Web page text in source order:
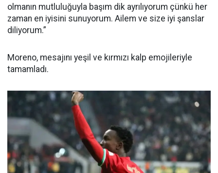
olmanın mutluluğuyla başım dik ayrılıyorum çünkü her
zaman en iyisini sunuyorum. Ailem ve size iyi şanslar
diliyorum.”
Moreno, mesajını yeşil ve kırmızı kalp emojileriyle
tamamladı.